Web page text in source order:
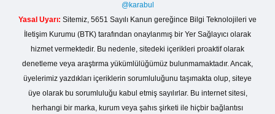
@karabul
Yasal Uyarı: Sitemiz, 5651 Sayılı Kanun gereğince Bilgi Teknolojileri ve
İletişim Kurumu (BTK) tarafından onaylanmış bir Yer Sağlayıcı olarak
hizmet vermektedir. Bu nedenle, sitedeki içerikleri proaktif olarak
denetleme veya araştırma yükümlülüğümüz bulunmamaktadır. Ancak,
üyelerimiz yazdıkları içeriklerin sorumluluğunu taşımakta olup, siteye
üye olarak bu sorumluluğu kabul etmiş sayılırlar. Bu internet sitesi,
herhangi bir marka, kurum veya şahıs şirketi ile hiçbir bağlantısı